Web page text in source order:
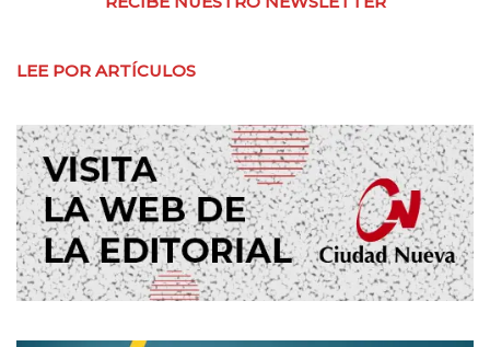
LEE POR ARTÍCULOS